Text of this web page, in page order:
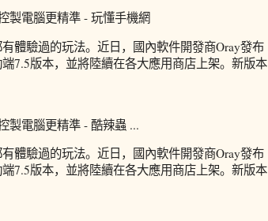
製電腦更精準 - 玩懂手機網
體驗過的玩法。近日，國內軟件開發商Oray發布
7.5版本，並將陸續在各大應用商店上架。新版本
製電腦更精準 - 酷辣蟲 ...
體驗過的玩法。近日，國內軟件開發商Oray發布
7.5版本，並將陸續在各大應用商店上架。新版本